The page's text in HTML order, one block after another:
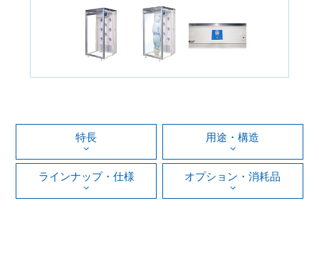
特長 用途・構造
ラインナップ・仕様 オプション・消耗品